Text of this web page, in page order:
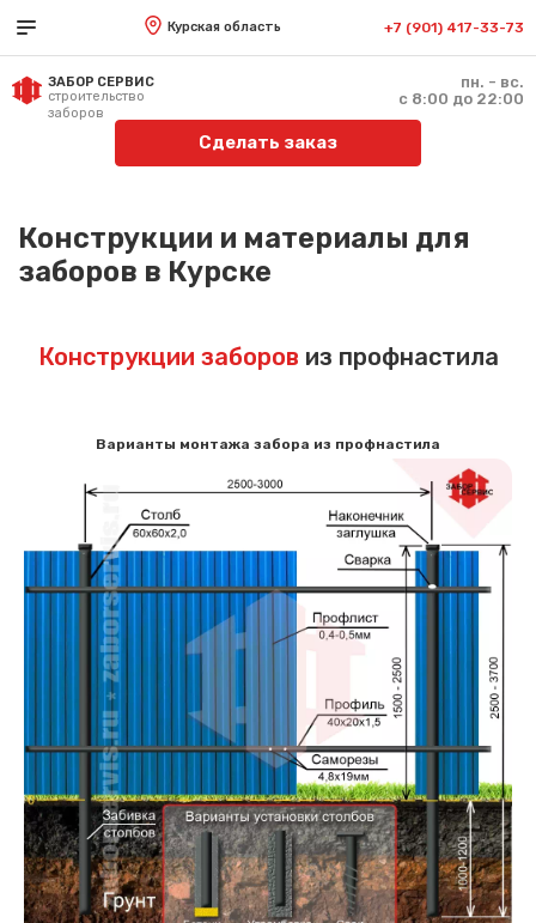
Курская область +7 (901) 417-33-73
ЗАБОР СЕРВИС
строительство
заборов
пн. - вс.
с 8:00 до 22:00
Сделать заказ
Конструкции и материалы для
заборов в Курске
Конструкции заборов из профнастила
Варианты монтажа забора из профнастила